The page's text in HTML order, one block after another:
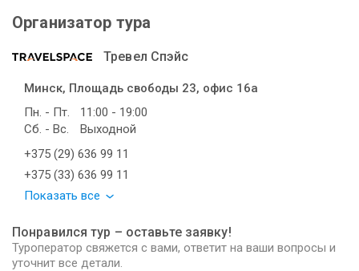
Организатор тура
Тревел Спэйс
Минск, Площадь свободы 23, офис 16а
Пн. - Пт.
11:00 - 19:00
Сб. - Вс.
Выходной
+375 (29) 636 99 11
+375 (33) 636 99 11
Показать все
Понравился тур – оставьте заявку!
Туроператор свяжется с вами, ответит на ваши вопросы и
уточнит все детали.